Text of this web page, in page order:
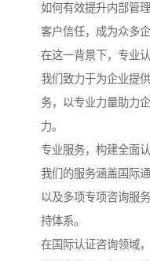
如何有效提升内部管
客户信任，成为众多
在这一背景下，专业
我们致力于为企业提
务，以专业力量助力
力。
专业服务，构建全面
我们的服务涵盖国际
以及多项专项咨询服
持体系。
在国际认证咨询领域